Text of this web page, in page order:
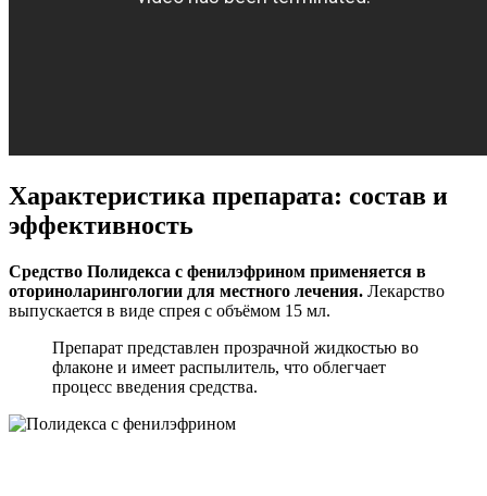
Характеристика препарата: состав и
эффективность
Средство Полидекса с фенилэфрином применяется в
оториноларингологии для местного лечения. Лекарство
выпускается в виде спрея с объёмом 15 мл.
Препарат представлен прозрачной жидкостью во
флаконе и имеет распылитель, что облегчает
процесс введения средства.